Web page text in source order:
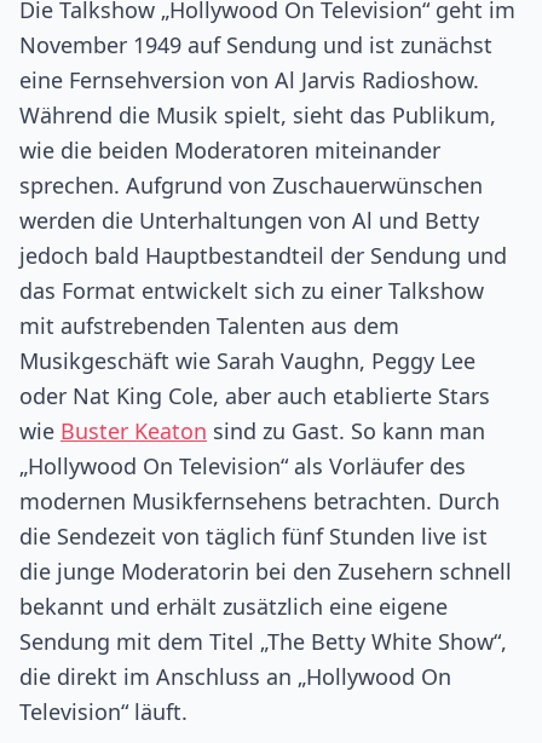
Die Talkshow „Hollywood On Television“ geht im
November 1949 auf Sendung und ist zunächst
eine Fernsehversion von Al Jarvis Radioshow.
Während die Musik spielt, sieht das Publikum,
wie die beiden Moderatoren miteinander
sprechen. Aufgrund von Zuschauerwünschen
werden die Unterhaltungen von Al und Betty
jedoch bald Hauptbestandteil der Sendung und
das Format entwickelt sich zu einer Talkshow
mit aufstrebenden Talenten aus dem
Musikgeschäft wie Sarah Vaughn, Peggy Lee
oder Nat King Cole, aber auch etablierte Stars
wie Buster Keaton sind zu Gast. So kann man
„Hollywood On Television“ als Vorläufer des
modernen Musikfernsehens betrachten. Durch
die Sendezeit von täglich fünf Stunden live ist
die junge Moderatorin bei den Zusehern schnell
bekannt und erhält zusätzlich eine eigene
Sendung mit dem Titel „The Betty White Show“,
die direkt im Anschluss an „Hollywood On
Television“ läuft.